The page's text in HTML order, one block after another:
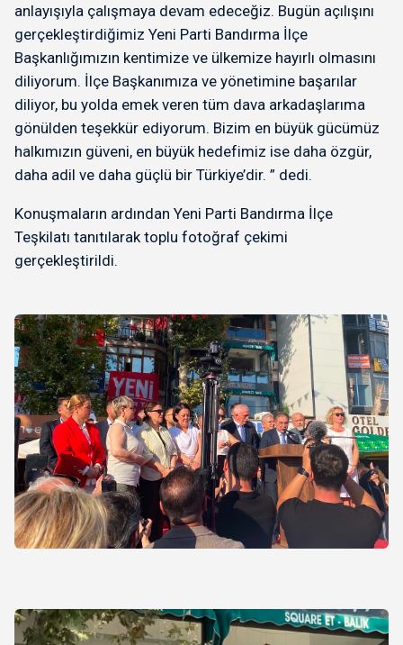
anlayışıyla çalışmaya devam edeceğiz. Bugün açılışını
gerçekleştirdiğimiz Yeni Parti Bandırma İlçe
Başkanlığımızın kentimize ve ülkemize hayırlı olmasını
diliyorum. İlçe Başkanımıza ve yönetimine başarılar
diliyor, bu yolda emek veren tüm dava arkadaşlarıma
gönülden teşekkür ediyorum. Bizim en büyük gücümüz
halkımızın güveni, en büyük hedefimiz ise daha özgür,
daha adil ve daha güçlü bir Türkiye’dir. ” dedi.
Konuşmaların ardından Yeni Parti Bandırma İlçe
Teşkilatı tanıtılarak toplu fotoğraf çekimi
gerçekleştirildi.